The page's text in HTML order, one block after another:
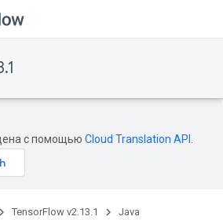
с помощью Cloud Translation API
TensorFlow v2.13.1 Java